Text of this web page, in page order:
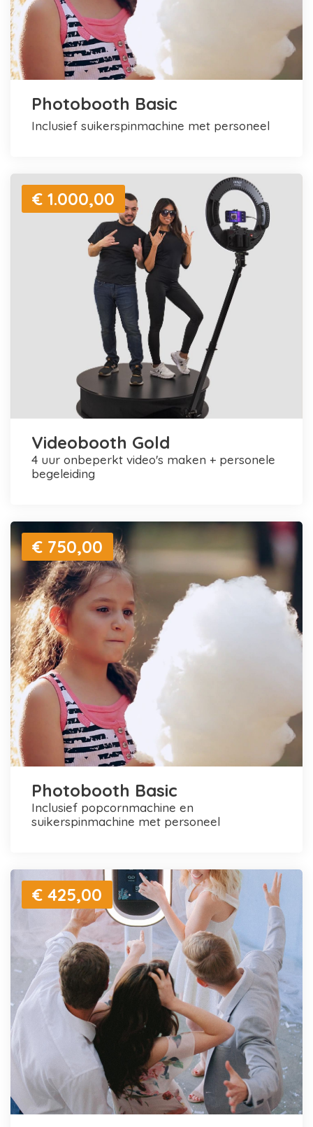
Photobooth Basic
inclusief suikerspinmachine met personeel
€ 1.000,00
Videobooth Gold
4 uur onbeperkt video's maken + personele
begeleiding
€ 750,00
Photobooth Basic
inclusief popcornmachine en
suikerspinmachine met personeel
€ 425,00